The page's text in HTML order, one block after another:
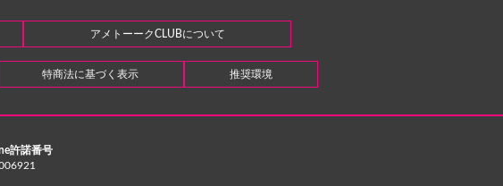
アメトーークCLUBについて
特商法に基づく表示 推奨環境
許諾番号